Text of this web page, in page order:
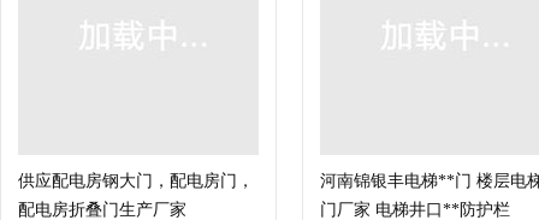
供应配电房钢大门，配电房门，
配电房折叠门生产厂家
河南锦银丰电梯**门 楼层电
门厂家 电梯井口**防护栏